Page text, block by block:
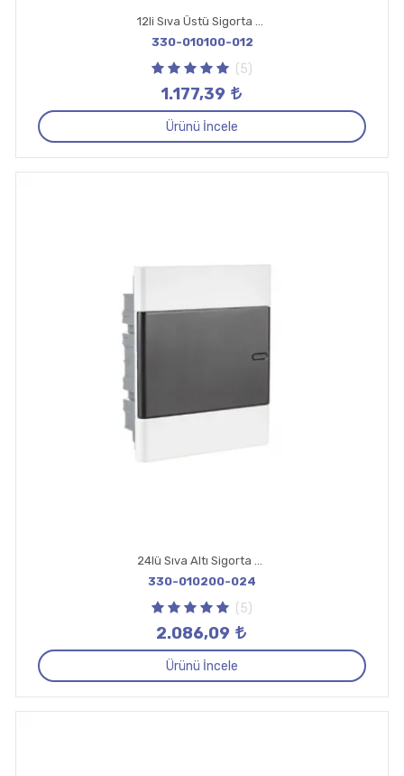
12li Sıva Üstü Sigorta Kutusu
330-010100-012
(5)
1.177,39
Ürünü İncele
24lü Sıva Altı Sigorta Kutusu
330-010200-024
(5)
2.086,09
Ürünü İncele